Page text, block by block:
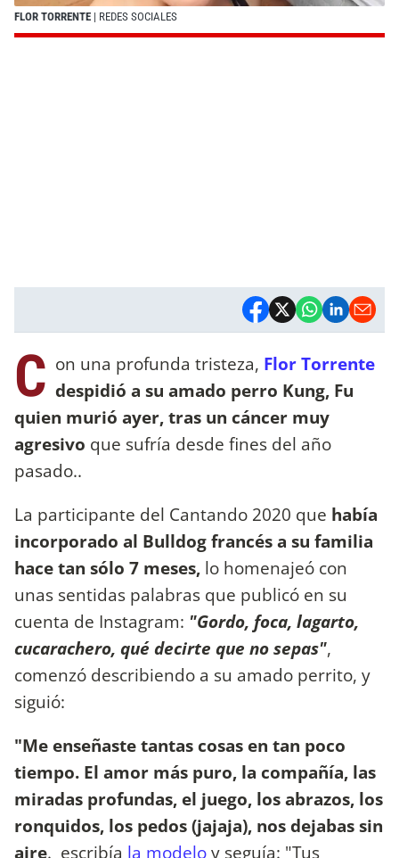
FLOR TORRENTE | REDES SOCIALES
C on una profunda tristeza, Flor Torrente
despidió a su amado perro Kung, Fu
quien murió ayer, tras un cáncer muy
agresivo que sufría desde fines del año
pasado..
La participante del Cantando 2020 que había
incorporado al Bulldog francés a su familia
hace tan sólo 7 meses, lo homenajeó con
unas sentidas palabras que publicó en su
cuenta de Instagram: "Gordo, foca, lagarto,
cucarachero, qué decirte que no sepas",
comenzó describiendo a su amado perrito, y
siguió:
"Me enseñaste tantas cosas en tan poco
tiempo. El amor más puro, la compañía, las
miradas profundas, el juego, los abrazos, los
ronquidos, los pedos (jajaja), nos dejabas sin
aire. escribía la modeloy seguía: "Tus